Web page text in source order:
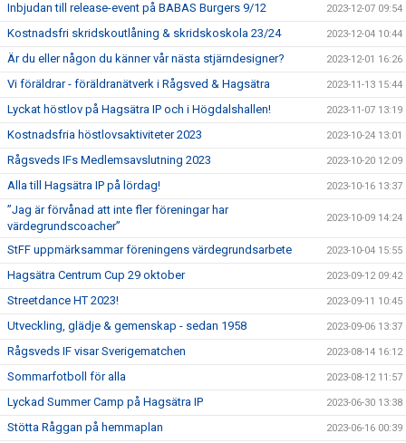
Inbjudan till release-event på BABAS Burgers 9/12 2023-12-07 09:54
Kostnadsfri skridskoutlåning & skridskoskola 23/24 2023-12-04 10:44
Är du eller någon du känner vår nästa stjärndesigner? 2023-12-01 16:26
Vi föräldrar - föräldranätverk i Rågsved & Hagsätra 2023-11-13 15:44
Lyckat höstlov på Hagsätra IP och i Högdalshallen! 2023-11-07 13:19
Kostnadsfria höstlovsaktiviteter 2023 2023-10-24 13:01
Rågsveds IFs Medlemsavslutning 2023 2023-10-20 12:09
Alla till Hagsätra IP på lördag! 2023-10-16 13:37
”Jag är förvånad att inte fler föreningar har
värdegrundscoacher”
2023-10-09 14:24
StFF uppmärksammar föreningens värdegrundsarbete 2023-10-04 15:55
Hagsätra Centrum Cup 29 oktober 2023-09-12 09:42
Streetdance HT 2023! 2023-09-11 10:45
Utveckling, glädje & gemenskap - sedan 1958 2023-09-06 13:37
Rågsveds IF visar Sverigematchen 2023-08-14 16:12
Sommarfotboll för alla 2023-08-12 11:57
Lyckad Summer Camp på Hagsätra IP 2023-06-30 13:38
Stötta Råggan på hemmaplan 2023-06-16 00:39